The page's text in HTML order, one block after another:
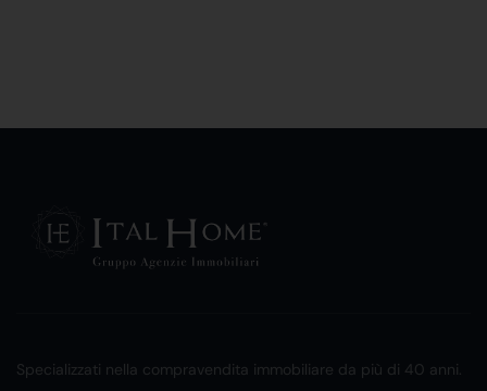
Specializzati nella compravendita immobiliare da più di 40 anni.